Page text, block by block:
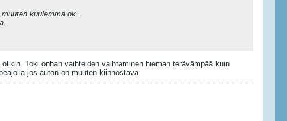
kuulemma ok..
Toki onhan vaihteiden vaihtaminen hieman terävämpää kuin
jos auton on muuten kiinnostava.